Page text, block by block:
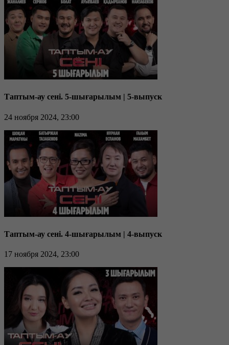
Таптым-ау сені. 5-шығарылым | 5-выпуск
24 ноября 2024, 23:00
Таптым-ау сені. 4-шығарылым | 4-выпуск
17 ноября 2024, 23:00